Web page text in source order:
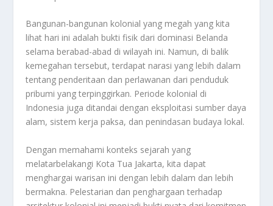
Bangunan-bangunan kolonial yang megah yang kita
lihat hari ini adalah bukti fisik dari dominasi Belanda
selama berabad-abad di wilayah ini. Namun, di balik
kemegahan tersebut, terdapat narasi yang lebih dalam
tentang penderitaan dan perlawanan dari penduduk
pribumi yang terpinggirkan. Periode kolonial di
Indonesia juga ditandai dengan eksploitasi sumber daya
alam, sistem kerja paksa, dan penindasan budaya lokal.
Dengan memahami konteks sejarah yang
melatarbelakangi Kota Tua Jakarta, kita dapat
menghargai warisan ini dengan lebih dalam dan lebih
bermakna. Pelestarian dan penghargaan terhadap